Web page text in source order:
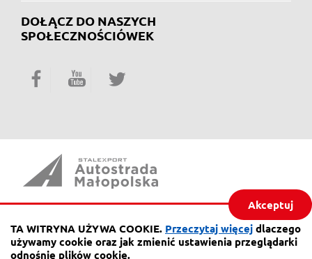
TA WITRYNA UŻYWA COOKIE. Przeczytaj więcej dlaczego
używamy cookie oraz jak zmienić ustawienia przeglądarki
odnośnie plików cookie.
Akceptuj
DOŁĄCZ DO NASZYCH
SPOŁECZNOŚCIÓWEK
Facebook YouTube
41-404 Mysłowice
tel.: 32 76 27 555